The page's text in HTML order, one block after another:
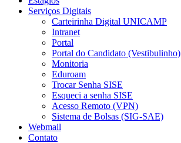
Serviços Digitais
Carteirinha Digital UNICAMP
Intranet
Portal
Portal do Candidato (Vestibulinho)
Monitoria
Eduroam
Trocar Senha SISE
Esqueci a senha SISE
Acesso Remoto (VPN)
Sistema de Bolsas (SIG-SAE)
Webmail
Contato